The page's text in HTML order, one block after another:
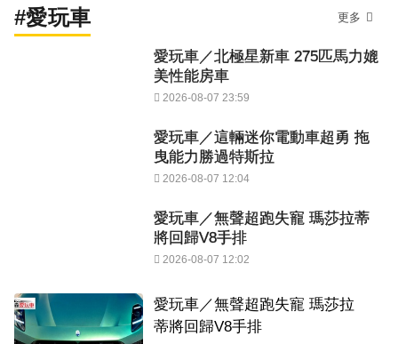
#愛玩車 更多
愛玩車／北極星新車 275匹馬力媲
美性能房車
2026-08-07 23:59
愛玩車／這輛迷你電動車超勇 拖
曳能力勝過特斯拉
2026-08-07 12:04
愛玩車／無聲超跑失寵 瑪莎拉蒂
將回歸V8手排
2026-08-07 12:02
愛玩車／無聲超跑失寵 瑪莎拉
蒂將回歸V8手排